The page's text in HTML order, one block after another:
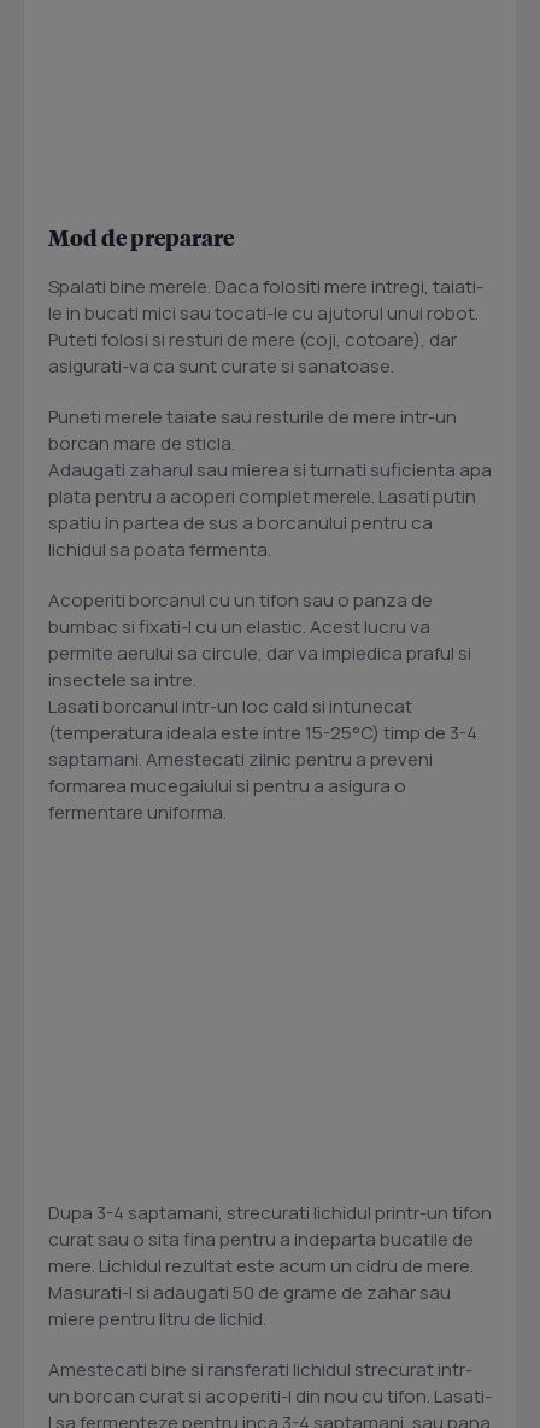
Mod de preparare
Spalati bine merele. Daca folositi mere intregi, taiati-
le in bucati mici sau tocati-le cu ajutorul unui robot.
Puteti folosi si resturi de mere (coji, cotoare), dar
asigurati-va ca sunt curate si sanatoase.
Puneti merele taiate sau resturile de mere intr-un
borcan mare de sticla.
Adaugati zaharul sau mierea si turnati suficienta apa
plata pentru a acoperi complet merele. Lasati putin
spatiu in partea de sus a borcanului pentru ca
lichidul sa poata fermenta.
Acoperiti borcanul cu un tifon sau o panza de
bumbac si fixati-l cu un elastic. Acest lucru va
permite aerului sa circule, dar va impiedica praful si
insectele sa intre.
Lasati borcanul intr-un loc cald si intunecat
(temperatura ideala este intre 15-25°C) timp de 3-4
saptamani. Amestecati zilnic pentru a preveni
formarea mucegaiului si pentru a asigura o
fermentare uniforma.
Dupa 3-4 saptamani, strecurati lichidul printr-un tifon
curat sau o sita fina pentru a indeparta bucatile de
mere. Lichidul rezultat este acum un cidru de mere.
Masurati-l si adaugati 50 de grame de zahar sau
miere pentru litru de lichid.
Amestecati bine si ransferati lichidul strecurat intr-
un borcan curat si acoperiti-l din nou cu tifon. Lasati-
l sa fermenteze pentru inca 3-4 saptamani, sau pana